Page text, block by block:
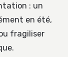
: un
en été,
fragiliser